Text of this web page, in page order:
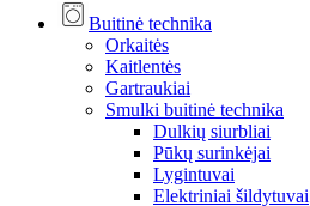
Buitinė technika
Orkaitės
Kaitlentės
Gartraukiai
Smulki buitinė technika
Dulkių siurbliai
Pūkų surinkėjai
Lygintuvai
Elektriniai šildytuvai